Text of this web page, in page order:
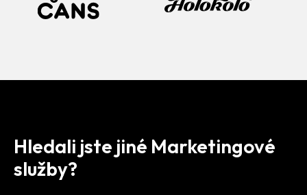
Hledali jste jiné Marketingové
služby?